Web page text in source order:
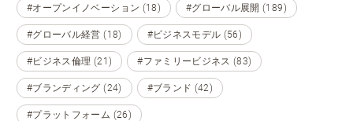
#オープンイノベーション (18) #グローバル展開 (189)
#グローバル経営 (18) #ビジネスモデル (56)
#ビジネス倫理 (21) #ファミリービジネス (83)
#ブランディング (24) #ブランド (42)
#プラットフォーム (26)